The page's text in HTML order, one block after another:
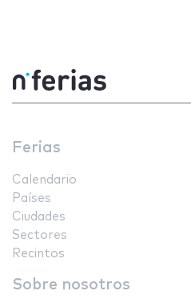
Ferias
Calendario
Países
Ciudades
Sectores
Recintos
Sobre nosotros